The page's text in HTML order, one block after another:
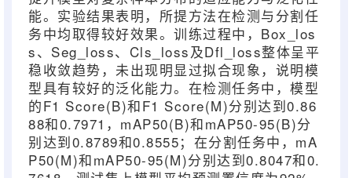
能。实验结果表明，所提方法在检测与分割任
务中均取得较好效果。训练过程中， Box_los
s、 Seg_loss、 Cls_loss及Dfl_loss整体呈平
稳收敛趋势，未出现明显过拟合现象，说明模
型具有较好的泛化能力。在检测任务中，模型
的F1 Score(B)和F1 Score(M)分别达到0.86
88和0.7971 ， mAP50(B)和mAP50-95(B)分
别达到0.8789和0.8555；在分割任务中， mA
P50(M)和mAP50-95(M)分别达到0.8047和0.